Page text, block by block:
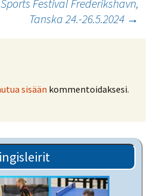
Festival Frederikshavn,
Tanska 24.-26.5.2024 →
sisään kommentoidaksesi.